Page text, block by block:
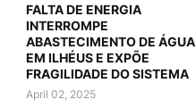
FALTA DE ENERGIA
INTERROMPE
ABASTECIMENTO DE ÁGUA
EM ILHÉUS E EXPÕE
FRAGILIDADE DO SISTEMA
April 02, 2025